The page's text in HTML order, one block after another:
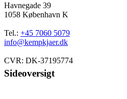
Havnegade 39
1058 København K
Tel.: +45 7060 5079
info@kempkjaer.dk
CVR: DK-37195774
Sideoversigt